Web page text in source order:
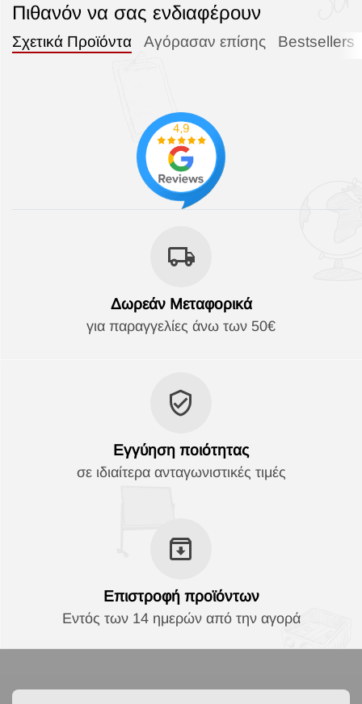
Πιθανόν να σας ενδιαφέρουν
Σχετικά Προϊόντα Αγόρασαν επίσης Bestsellers
Δωρεάν Μεταφορικά
για παραγγελίες άνω των 50€
Εγγύηση ποιότητας
σε ιδιαίτερα ανταγωνιστικές τιμές
Επιστροφή προϊόντων
Εντός των 14 ημερών από την αγορά